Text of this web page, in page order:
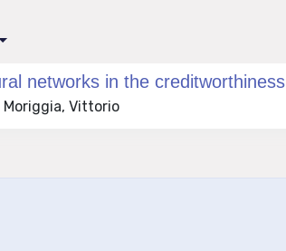
networks in the creditworthiness
Moriggia, Vittorio